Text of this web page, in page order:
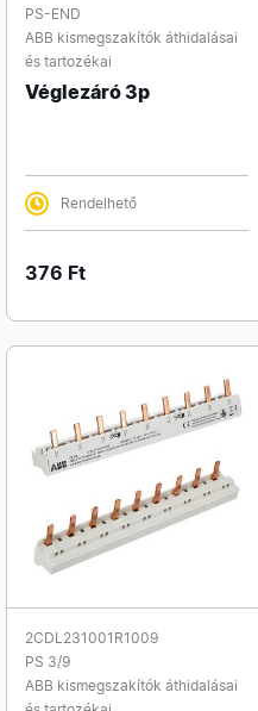
PS-END
ABB kismegszakítók áthidalásai
és tartozékai
Véglezáró 3p
Rendelhető
376 Ft
2CDL231001R1009
PS 3/9
ABB kismegszakítók áthidalásai